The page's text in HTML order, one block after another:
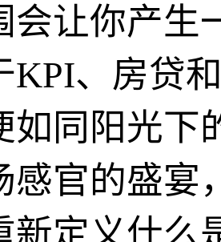
会让你产
KPI、房贷
如同阳光下
感官的盛宴
新定义什么